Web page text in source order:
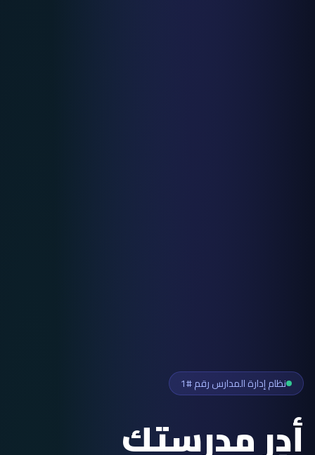
نظام إدارة المدارس رقم #1
أدِر مدرستك